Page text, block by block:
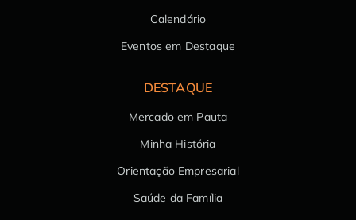
Calendário
Eventos em Destaque
DESTAQUE
Mercado em Pauta
Minha História
Orientação Empresarial
Saúde da Família